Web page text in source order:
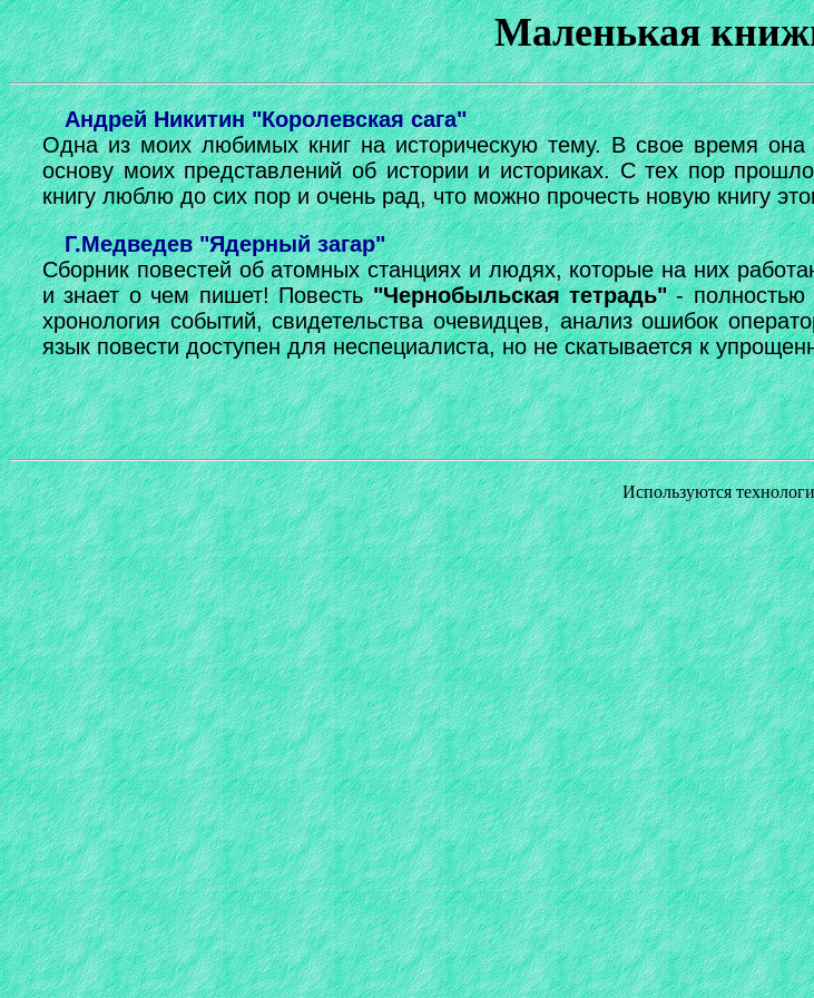
Маленькая
Андрей Никитин "Королевская сага"
Одна из моих любимых книг на историческую тему. В свое время
основу моих представлений об истории и историках. С тех пор
книгу люблю до сих пор и очень рад, что можно прочесть новую книгу
Г.Медведев "Ядерный загар"
Сборник повестей об атомных станциях и людях, которые на них
и знает о чем пишет! Повесть"Чернобыльская тетрадь"- полностью
хронология событий, свидетельства очевидцев, анализ ошибок
язык повести доступен для неспециалиста, но не скатывается к
Используются